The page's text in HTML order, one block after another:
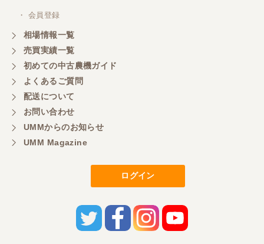
・ 会員登録
相場情報一覧
売買実績一覧
初めての中古農機ガイド
よくあるご質問
配送について
お問い合わせ
UMMからのお知らせ
UMM Magazine
ログイン